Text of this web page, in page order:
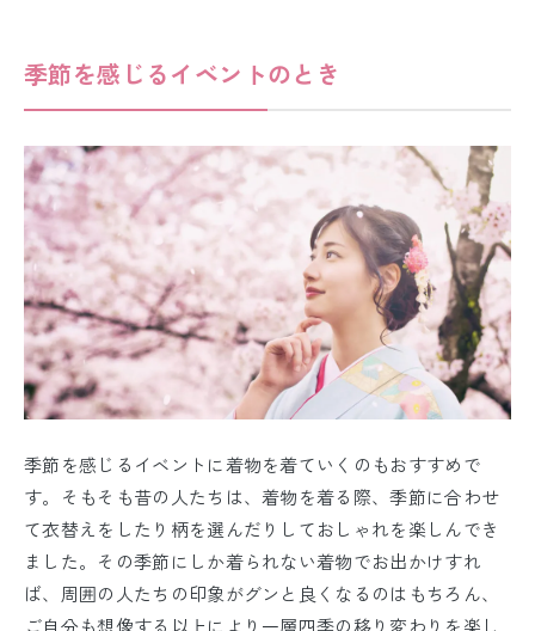
季節を感じるイベントのとき
季節を感じるイベントに着物を着ていくのもおすすめで
す。そもそも昔の人たちは、着物を着る際、季節に合わせ
て衣替えをしたり柄を選んだりしておしゃれを楽しんでき
ました。その季節にしか着られない着物でお出かけすれ
ば、周囲の人たちの印象がグンと良くなるのはもちろん、
ご自分も想像する以上により一層四季の移り変わりを楽し